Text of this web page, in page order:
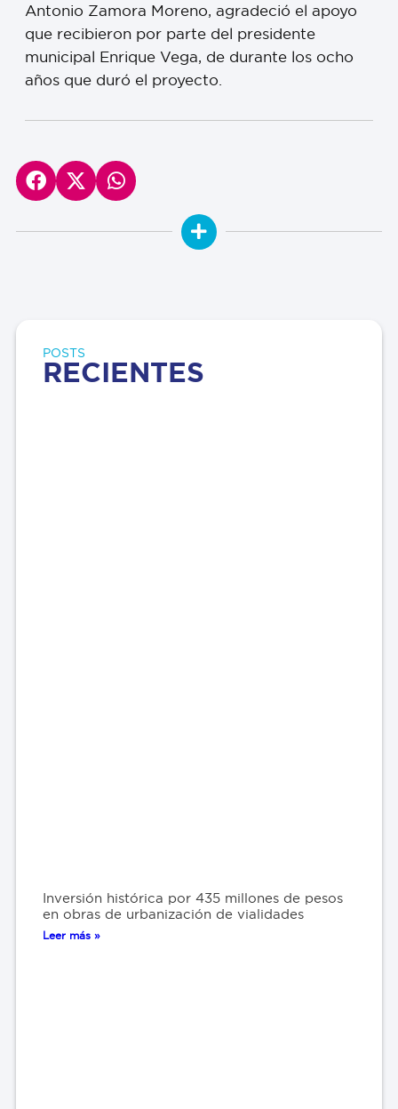
Antonio Zamora Moreno, agradeció el apoyo
que recibieron por parte del presidente
municipal Enrique Vega, de durante los ocho
años que duró el proyecto.
POSTS
RECIENTES
Inversión histórica por 435 millones de pesos
en obras de urbanización de vialidades
Leer más »